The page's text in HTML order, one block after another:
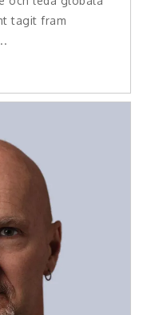
tagit fram